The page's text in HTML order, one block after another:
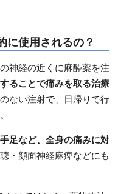
に使用されるの？
神経の近くに麻酔薬を注
ることで痛みを取る治療
ない注射で、日帰りで行
足など、全身の痛みに対
・顔面神経麻痺などにも